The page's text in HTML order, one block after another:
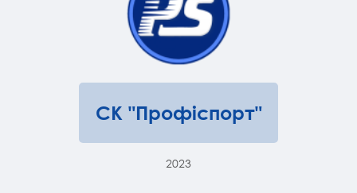
СК "Профіспорт"
2023